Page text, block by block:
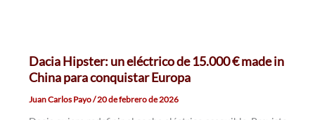
Dacia Hipster: un eléctrico de 15.000 € made in
China para conquistar Europa
Juan Carlos Payo/20 de febrero de 2026